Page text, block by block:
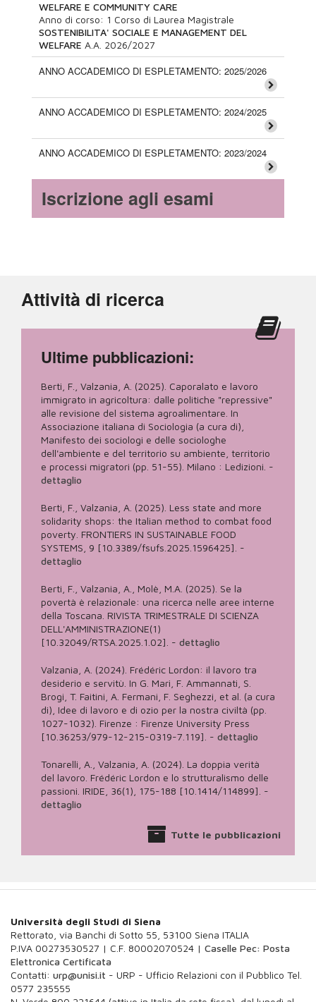
WELFARE E COMMUNITY CARE
Anno di corso: 1 Corso di Laurea Magistrale
SOSTENIBILITA' SOCIALE E MANAGEMENT DEL
WELFARE A.A. 2026/2027
ANNO ACCADEMICO DI ESPLETAMENTO: 2025/2026
ANNO ACCADEMICO DI ESPLETAMENTO: 2024/2025
ANNO ACCADEMICO DI ESPLETAMENTO: 2023/2024
Iscrizione agli esami
Attività di ricerca
Ultime pubblicazioni:
Berti, F., Valzania, A. (2025). Caporalato e lavoro
immigrato in agricoltura: dalle politiche "repressive"
alle revisione del sistema agroalimentare. In
Associazione italiana di Sociologia (a cura di),
Manifesto dei sociologi e delle sociologhe
dell'ambiente e del territorio su ambiente, territorio
e processi migratori (pp. 51-55). Milano : Ledizioni. -
dettaglio
Berti, F., Valzania, A. (2025). Less state and more
solidarity shops: the Italian method to combat food
poverty. FRONTIERS IN SUSTAINABLE FOOD
SYSTEMS, 9 [10.3389/fsufs.2025.1596425]. -
dettaglio
Berti, F., Valzania, A., Molè, M.A. (2025). Se la
povertà è relazionale: una ricerca nelle aree interne
della Toscana. RIVISTA TRIMESTRALE DI SCIENZA
DELL'AMMINISTRAZIONE(1)
[10.32049/RTSA.2025.1.02]. - dettaglio
Valzania, A. (2024). Frédéric Lordon: il lavoro tra
desiderio e servitù. In G. Mari, F. Ammannati, S.
Brogi, T. Faitini, A. Fermani, F. Seghezzi, et al. (a cura
di), Idee di lavoro e di ozio per la nostra civiltà (pp.
1027-1032). Firenze : Firenze University Press
[10.36253/979-12-215-0319-7.119]. - dettaglio
Tonarelli, A., Valzania, A. (2024). La doppia verità
del lavoro. Frédéric Lordon e lo strutturalismo delle
passioni. IRIDE, 36(1), 175-188 [10.1414/114899]. -
dettaglio
Tutte le pubblicazioni
Università degli Studi di Siena
Rettorato, via Banchi di Sotto 55, 53100 Siena ITALIA
P.IVA 00273530527 | C.F. 80002070524 | Caselle Pec: Posta
Elettronica Certificata
Contatti: urp@unisi.it - URP - Ufficio Relazioni con il Pubblico Tel.
0577 235555